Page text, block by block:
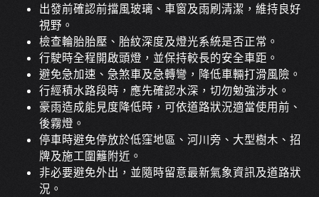
出發前確認前擋風玻璃、車窗及雨刷清潔，維持良好
視野。
檢查輪胎胎壓、胎紋深度及燈光系統是否正常。
行駛時全程開啟頭燈，並保持較長的安全車距。
避免急加速、急煞車及急轉彎，降低車輛打滑風險。
行經積水路段時，應先確認水深，切勿勉強涉水。
豪雨造成能見度降低時，可依道路狀況適當使用前、
後霧燈。
停車時避免停放於低窪地區、河川旁、大型樹木、招
牌及施工圍籬附近。
非必要避免外出，並隨時留意最新氣象資訊及道路狀
況。